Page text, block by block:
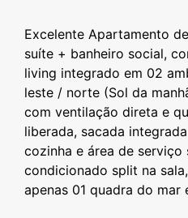
Excelente Apartamento
suíte + banheiro social,
living integrado em 02
leste / norte (Sol da
com ventilação direta e
liberada, sacada
cozinha e área de serviço
condicionado split na